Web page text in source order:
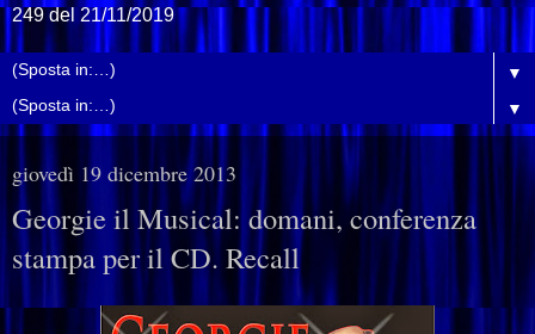
249 del 21/11/2019
▼
▼
giovedì 19 dicembre 2013
Georgie il Musical: domani, conferenza
stampa per il CD. Recall